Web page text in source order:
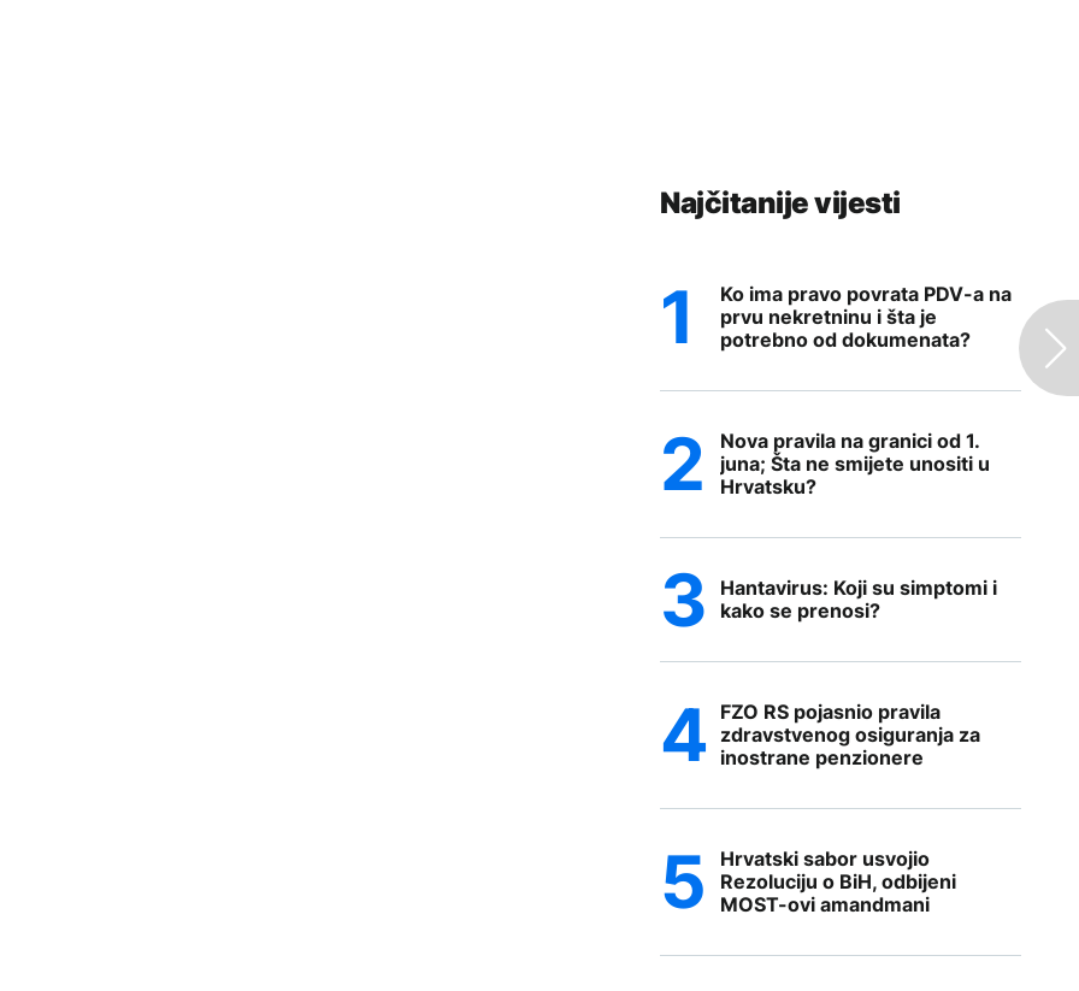
Najčitanije vijesti
Ko ima pravo povrata PDV-a na
prvu nekretninu i šta je
potrebno od dokumenata?
Nova pravila na granici od 1.
juna; Šta ne smijete unositi u
Hrvatsku?
Hantavirus: Koji su simptomi i
kako se prenosi?
FZO RS pojasnio pravila
zdravstvenog osiguranja za
inostrane penzionere
Hrvatski sabor usvojio
Rezoluciju o BiH, odbijeni
MOST-ovi amandmani